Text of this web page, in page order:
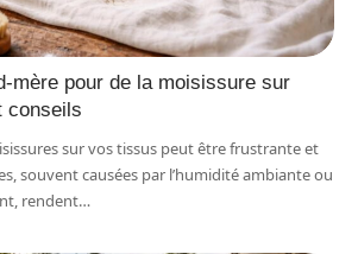
mère pour de la moisissure sur
conseils
sur vos tissus peut être frustrante et
souvent causées par l’humidité ambiante ou
rendent…